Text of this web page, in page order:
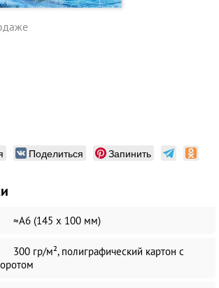
Поделиться Запинить
≈А6 (145 х 100 мм)
300 гр/м², полиграфический картон с